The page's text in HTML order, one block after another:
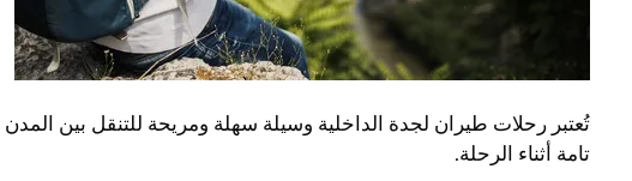
تُعتبر رحلات طيران لجدة الداخلية وسيلة سهلة ومريحة للتنقل بين
تامة أثناء الرحلة.